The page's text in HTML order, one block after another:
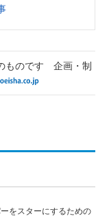
ものです 企画・制
をスターにするための